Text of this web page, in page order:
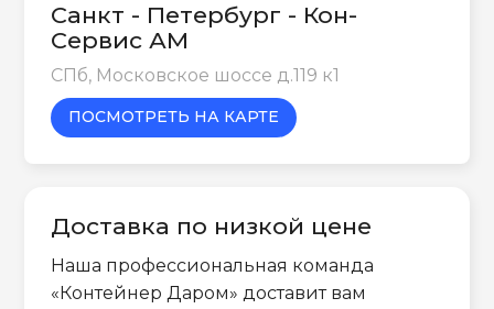
Санкт - Петербург - Кон-
Сервис АМ
СПб, Московское шоссе д.119 к1
ПОСМОТРЕТЬ НА КАРТЕ
Доставка по низкой цене
Наша профессиональная команда
«Контейнер Даром» доставит вам